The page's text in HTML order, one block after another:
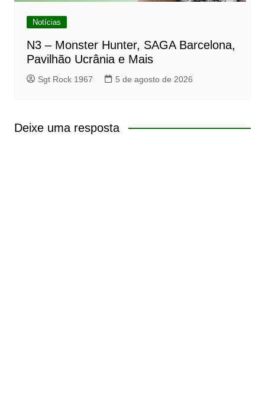
Notícias
N3 – Monster Hunter, SAGA Barcelona,
Pavilhão Ucrânia e Mais
Sgt Rock 1967 5 de agosto de 2026
Deixe uma resposta